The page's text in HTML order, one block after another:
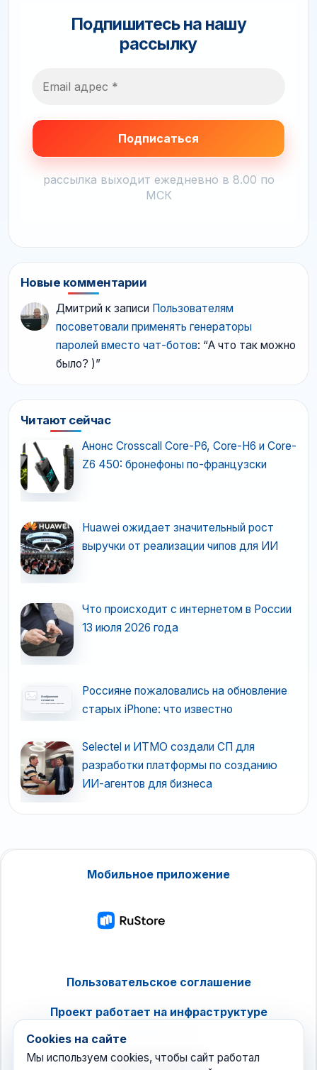
Подпишитесь на нашу
рассылку
рассылка выходит ежедневно в 8.00 по
МСК
Новые комментарии
Дмитрий к записи Пользователям
посоветовали применять генераторы
паролей вместо чат-ботов: “А что так можно
было? )”
Читают сейчас
Анонс Crosscall Core-P6, Core-H6 и Core-
Z6 450: бронефоны по-французски
Huawei ожидает значительный рост
выручки от реализации чипов для ИИ
Что происходит с интернетом в России
13 июля 2026 года
Россияне пожаловались на обновление
старых iPhone: что известно
Selectel и ИТМО создали СП для
разработки платформы по созданию
ИИ-агентов для бизнеса
Мобильное приложение
Пользовательское соглашение
Проект работает на инфраструктуре
Cookies на сайте
Мы используем cookies, чтобы сайт работал